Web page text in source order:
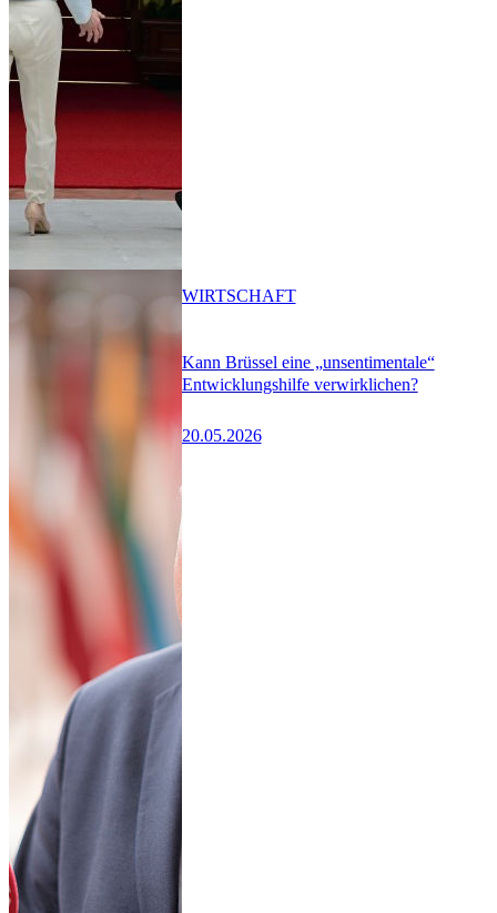
Kann Brüssel eine „unsentimentale“
Entwicklungshilfe verwirklichen?
20.05.2026
WIRTSCHAFT